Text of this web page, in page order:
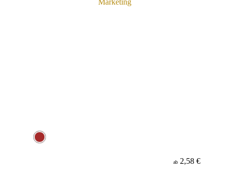
ab 2,58 €